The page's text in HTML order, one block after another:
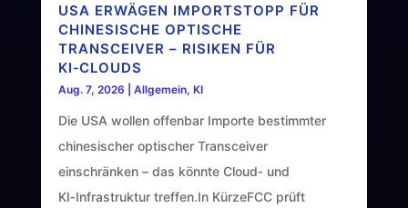
USA ERWÄGEN IMPORTSTOPP FÜR
CHINESISCHE OPTISCHE
TRANSCEIVER – RISIKEN FÜR
KI‑CLOUDS
Aug. 7, 2026 Allgemein, KI
Die USA wollen offenbar Importe bestimmter
chinesischer optischer Transceiver
einschränken – das könnte Cloud‑ und
KI‑Infrastruktur treffen.In KürzeFCC prüft